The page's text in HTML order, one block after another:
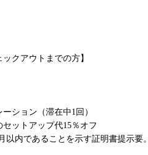
クアウトまでの方】
ション（滞在中1回）
ットアップ代15％オフ
内であることを示す証明書提示要。